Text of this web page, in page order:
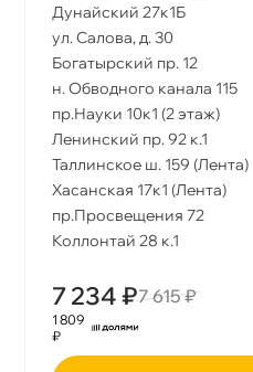
Дунайский 27к1Б
ул. Салова, д. 30
Богатырский пр. 12
н. Обводного канала 115
пр.Науки 10к1 (2 этаж)
Ленинский пр. 92 к.1
Таллинское ш. 159 (Лента)
Хасанская 17к1 (Лента)
пр.Просвещения 72
Коллонтай 28 к.1
7 234 ₽7 615 ₽
1 809
₽